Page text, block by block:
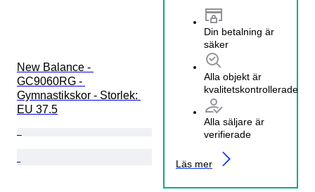
New Balance -
GC9060RG -
Gymnastikskor - Storlek:
EU 37.5
Din betalning är
säker
Alla objekt är
kvalitetskontrollerade
Alla säljare är
verifierade
Läs mer